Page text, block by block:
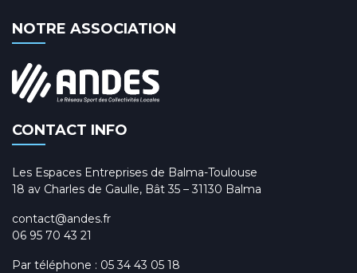
NOTRE ASSOCIATION
CONTACT INFO
Les Espaces Entreprises de Balma-Toulouse
18 av Charles de Gaulle, Bât 35 – 31130 Balma
contact@andes.fr
06 95 70 43 21
Par téléphone : 05 34 43 05 18